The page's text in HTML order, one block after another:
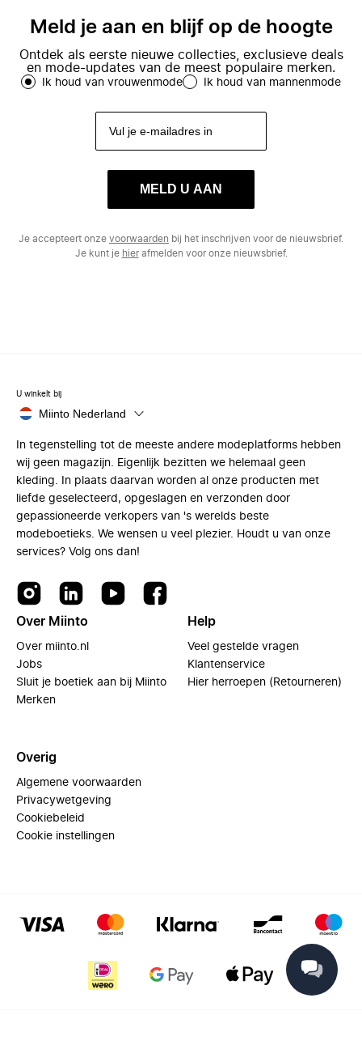
Meld je aan en blijf op de hoogte
Ontdek als eerste nieuwe collecties, exclusieve deals
en mode-updates van de meest populaire merken.
Ik houd van vrouwenmode Ik houd van mannenmode
MELD U AAN
Je accepteert onze voorwaarden bij het inschrijven voor de nieuwsbrief.
Je kunt je hierafmelden voor onze nieuwsbrief.
U winkelt bij
Miinto Nederland
In tegenstelling tot de meeste andere modeplatforms hebben
wij geen magazijn. Eigenlijk bezitten we helemaal geen
kleding. In plaats daarvan worden al onze producten met
liefde geselecteerd, opgeslagen en verzonden door
gepassioneerde verkopers van 's werelds beste
modeboetieks. We wensen u veel plezier. Houdt u van onze
services? Volg ons dan!
Over Miinto
Over miinto.nl
Jobs
Sluit je boetiek aan bij Miinto
Merken
Help
Veel gestelde vragen
Klantenservice
Hier herroepen (Retourneren)
Overig
Algemene voorwaarden
Privacywetgeving
Cookiebeleid
Cookie instellingen